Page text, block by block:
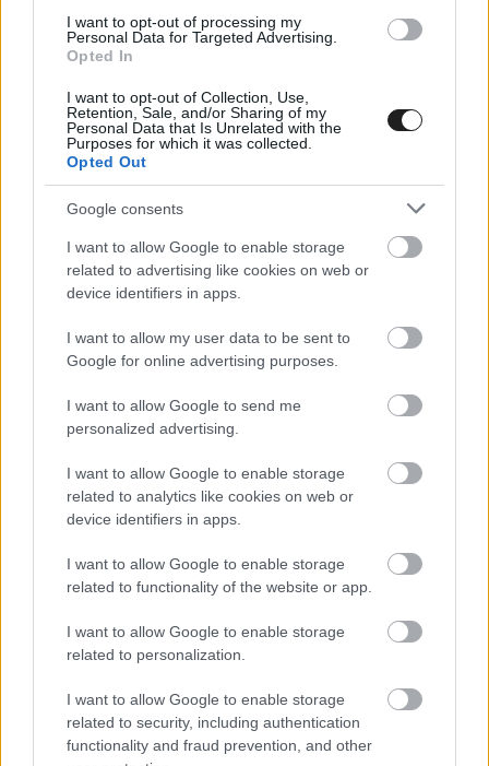
I want to opt-out of processing my
Personal Data for Targeted Advertising.
Opted In
I want to opt-out of Collection, Use,
Retention, Sale, and/or Sharing of my
Personal Data that Is Unrelated with the
Purposes for which it was collected.
Opted Out
Google consents
I want to allow Google to enable storage
related to advertising like cookies on web or
device identifiers in apps.
I want to allow my user data to be sent to
Google for online advertising purposes.
I want to allow Google to send me
personalized advertising.
I want to allow Google to enable storage
related to analytics like cookies on web or
device identifiers in apps.
I want to allow Google to enable storage
related to functionality of the website or app.
I want to allow Google to enable storage
related to personalization.
I want to allow Google to enable storage
related to security, including authentication
functionality and fraud prevention, and other
„Az én pozíciómban motiválni kell a
pozitívan fogadják. Egy vereség, egy rossz
eredmény hozhat pozitívumot, ha belelátunk.
Vegyük például Monzát, ami lehetőséget kínált
arra, hogy fejlődjünk a későbbi időszakra. Olyan,
mint ami sokszor megtörténik a pénteki
edzésnapok után, hogy változtatunk a
beállításokon, és rájövünk, sokkal többet
gyorsulunk, mint vártuk. Ennek okát hogyan
értjük meg? Rá kell jönni, bármi is az, és ez egy
autóján a menetdinamikai tulajdonságok
kerékvetőkön. Már csak azért is fontos, hogy a
csapat végleg maga mögött hagyja az előző